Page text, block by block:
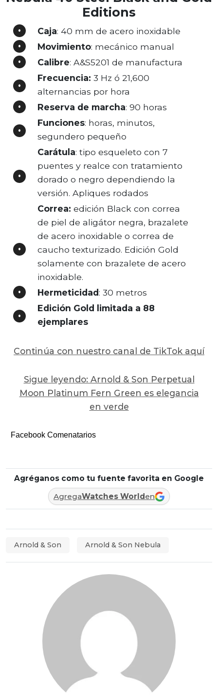
Editions
Caja: 40 mm de acero inoxidable
Movimiento: mecánico manual
Calibre: A&S5201 de manufactura
Frecuencia: 3 Hz ó 21,600
alternancias por hora
Reserva de marcha: 90 horas
Funciones: horas, minutos,
segundero pequeño
Carátula: tipo esqueleto con 7
puentes y realce con tratamiento
dorado o negro dependiendo la
versión. Apliques rodados
Correa: edición Black con correa
de piel de aligátor negra, brazalete
de acero inoxidable o correa de
caucho texturizado. Edición Gold
solamente con brazalete de acero
inoxidable.
Hermeticidad: 30 metros
Edición Gold limitada a 88
ejemplares
Continúa con nuestro canal de TikTok aquí
Sigue leyendo: Arnold & Son Perpetual
Moon Platinum Fern Green es elegancia
en verde
Facebook Comenatarios
Agréganos como tu fuente favorita en Google
AgregaWatches World en
Arnold & Son Arnold & Son Nebula